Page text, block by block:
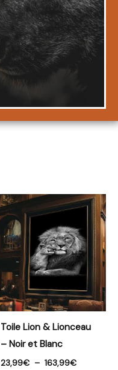
Toile Lion & Lionceau
– Noir et Blanc
23,99€ – 163,99€
Plage
de
23,99€
à
163,99€